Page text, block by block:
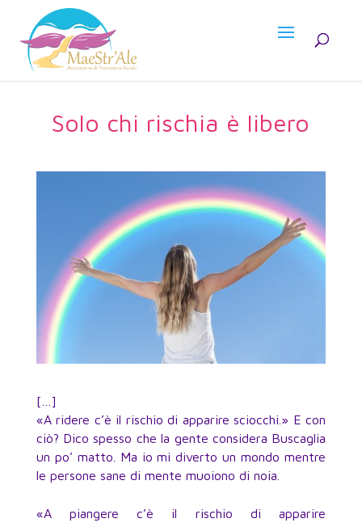
Solo chi rischia è libero
[…]
«A ridere c’è il rischio di apparire sciocchi.» E con
ciò? Dico spesso che la gente considera Buscaglia
un po’ matto. Ma io mi diverto un mondo mentre
le persone sane di mente muoiono di noia.
«A piangere c’è il rischio di apparire